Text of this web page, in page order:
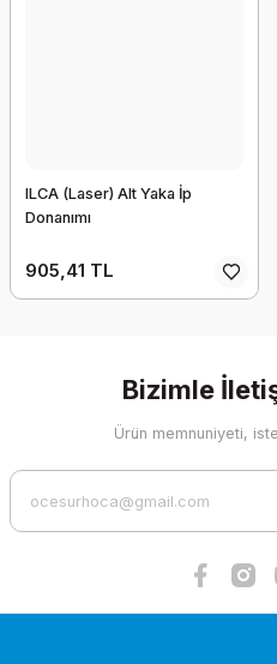
ILCA (Laser) Alt Yaka İp
Donanımı
905,41 TL
Bizimle
Ürün memnuniyeti,